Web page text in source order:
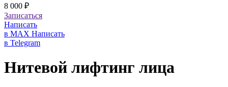
8 000 ₽
Записаться
Написать
в MAX Написать
в Telegram
Нитевой лифтинг лица